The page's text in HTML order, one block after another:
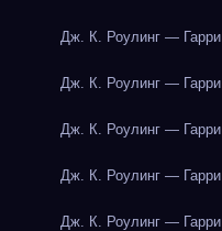
Дж. К. Роулинг —
Дж. К. Роулинг —
Дж. К. Роулинг —
Дж. К. Роулинг —
Дж. К. Роулинг —